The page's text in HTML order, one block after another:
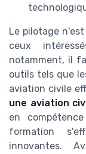
Le pilotage
ceux
notamment, il
outils tels que
aviation civile
une aviation
en
formation
innovantes.